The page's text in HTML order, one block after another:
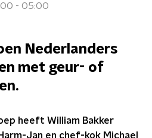
- 05:00
Nederlanders
met geur- of
heeft William Bakker
Jan en chef-kok Michael